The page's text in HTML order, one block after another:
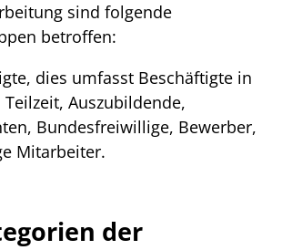
sind folgende
betroffen:
dies umfasst Beschäftigte in
Auszubildende,
Bundesfreiwillige, Bewerber,
Mitarbeiter.
der